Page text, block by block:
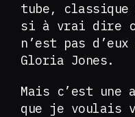
tube, classique
si à vrai dire
n’est pas
Gloria Jones.
Mais c’est
que je voulais